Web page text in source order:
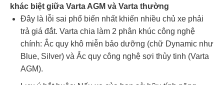
khác biệt giữa Varta AGM và Varta thường
Đây là lỗi sai phổ biến nhất khiến nhiều chủ xe phải
trả giá đắt. Varta chia làm 2 phân khúc công nghệ
chính: Ắc quy khô miễn bảo dưỡng (chữ Dynamic như
Blue, Silver) và Ắc quy công nghệ sợi thủy tinh (Varta
AGM).